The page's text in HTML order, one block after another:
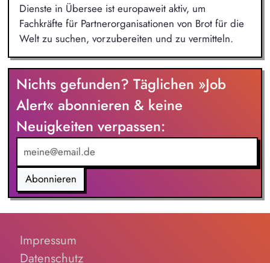
Dienste in Übersee ist europaweit aktiv, um
Fachkräfte für Partnerorganisationen von Brot für die
Welt zu suchen, vorzubereiten und zu vermitteln.
Nichts gefunden? Täglichen »Job
Alert« abonnieren & keine
Neuigkeiten verpassen:
Abonnieren
Impressum
Datenschutz